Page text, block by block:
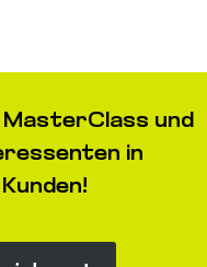
MasterClass und
in